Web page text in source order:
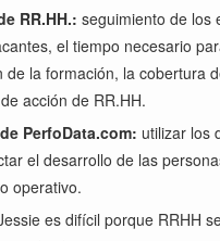
RR.HH.: seguimiento de los
el tiempo necesario
de la formación, la cobertura
acción de RR.HH.
PerfoData.com: utilizar los
el desarrollo de las
operativo.
es difícil porque RRHH